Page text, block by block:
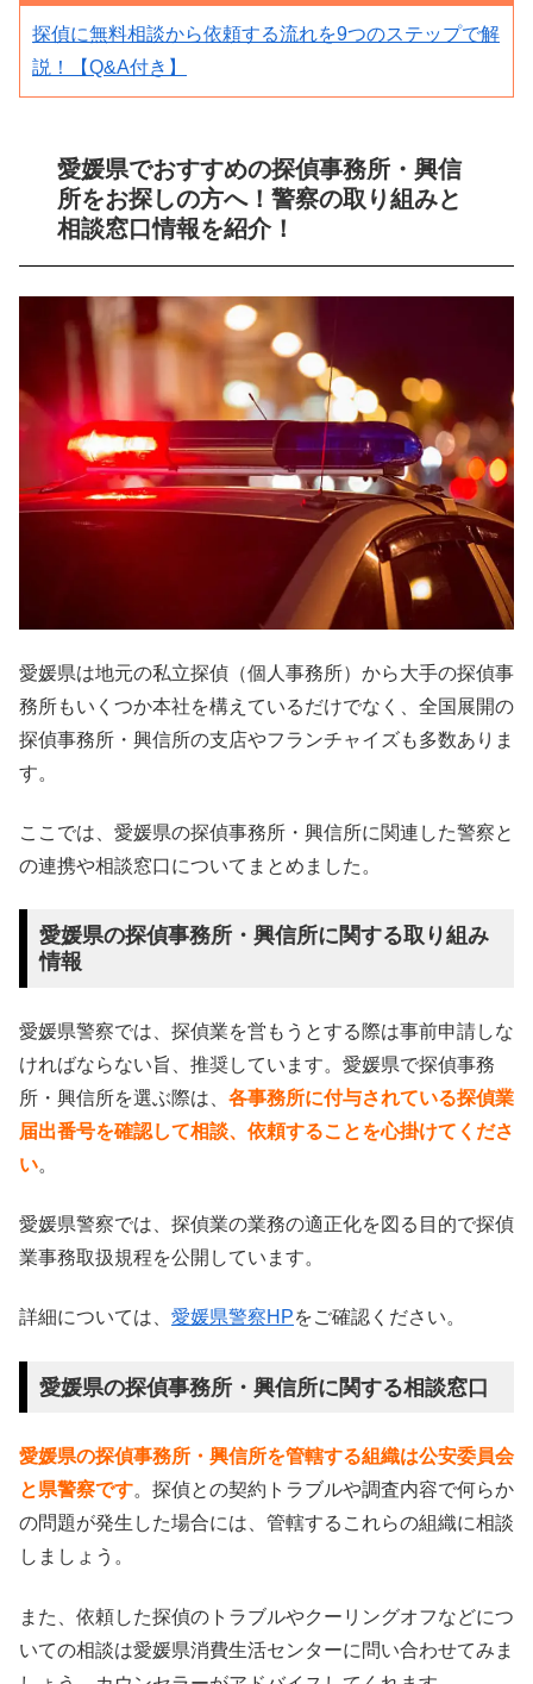
探偵に無料相談から依頼する流れを9つのステップで解
説！【Q&A付き】
愛媛県でおすすめの探偵事務所・興信
所をお探しの方へ！警察の取り組みと
相談窓口情報を紹介！
愛媛県は地元の私立探偵（個人事務所）から大手の探偵事
務所もいくつか本社を構えているだけでなく、全国展開の
探偵事務所・興信所の支店やフランチャイズも多数ありま
す。
ここでは、愛媛県の探偵事務所・興信所に関連した警察と
の連携や相談窓口についてまとめました。
愛媛県の探偵事務所・興信所に関する取り組み
情報
愛媛県警察では、探偵業を営もうとする際は事前申請しな
ければならない旨、推奨しています。愛媛県で探偵事務
所・興信所を選ぶ際は、 各事務所に付与されている探偵業
届出番号を確認して相談、依頼することを心掛けてくださ
い。
愛媛県警察では、探偵業の業務の適正化を図る目的で探偵
業事務取扱規程を公開しています。
詳細については、 愛媛県警察HPをご確認ください。
愛媛県の探偵事務所・興信所に関する相談窓口
愛媛県の探偵事務所・興信所を管轄する組織は公安委員会
と県警察です。探偵との契約トラブルや調査内容で何らか
の問題が発生した場合には、管轄するこれらの組織に相談
しましょう。
また、依頼した探偵のトラブルやクーリングオフなどにつ
いての相談は愛媛県消費生活センターに問い合わせてみま